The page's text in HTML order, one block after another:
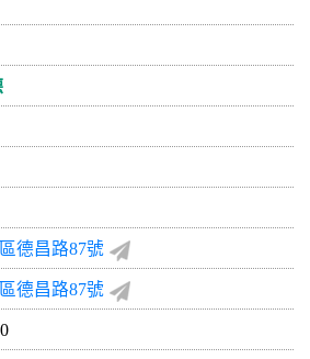
德昌路87號
德昌路87號